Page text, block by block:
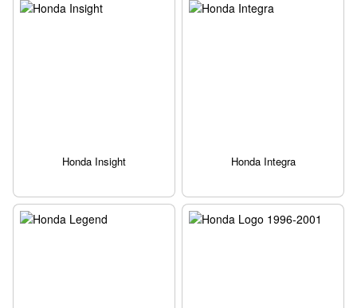
Honda Insight Honda Integra